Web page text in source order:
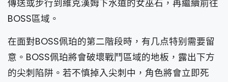
傳送或步行到維克漢姆下水道的女巫石，再繼續前往
BOSS區域。
在面對BOSS佩珀的第二階段時，有几点特别需要留
意。BOSS佩珀將會破壞戰鬥區域的地板，露出下方
的尖刺陷阱。若不慎掉入尖刺中，角色將會立即死